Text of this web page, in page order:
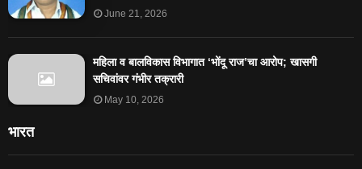
June 21, 2026
महिला व बालविकास विभागात ‘भोंदू राज’चा आरोप; खासगी
सचिवांवर गंभीर तक्रारी
May 10, 2026
भारत